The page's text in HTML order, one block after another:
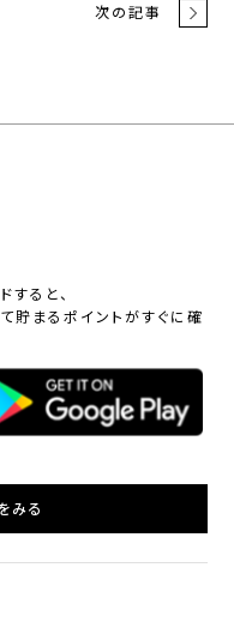
次の記事
ると、
貯まるポイントがすぐに確
みる